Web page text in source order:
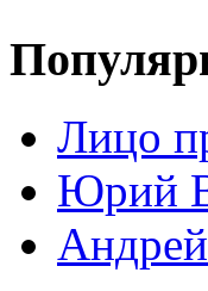
Лицо
Юрий